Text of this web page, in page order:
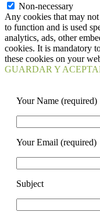
Non-necessary
Any cookies that may
to function and is used
analytics, ads, other
cookies. It is mandatory
these cookies on your
GUARDAR Y
Your Name (required)
Your Email (required)
Subject